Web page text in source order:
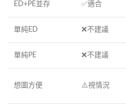
ED+PE並存 ✅適合
單純ED ❌不建議
單純PE ❌不建議
想圖方便 ⚠️視情況